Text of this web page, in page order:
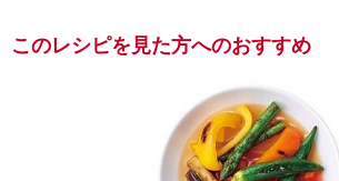
このレシピを見た方へのおすすめ